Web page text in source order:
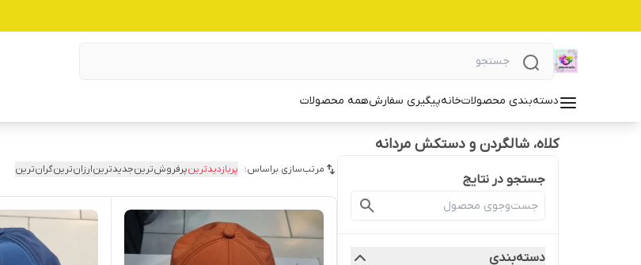
دسته‌بندی محصولاتخانهپیگیری سفارشهمه محصولات
کلاه، شالگردن و دستکش مردانه
جستجو در نتایج
دسته‌بندی
مرتب‌سازی براساس: پربازدیدترینپرفروش‌ترینجدیدترینارزان‌ترینگران‌ترین